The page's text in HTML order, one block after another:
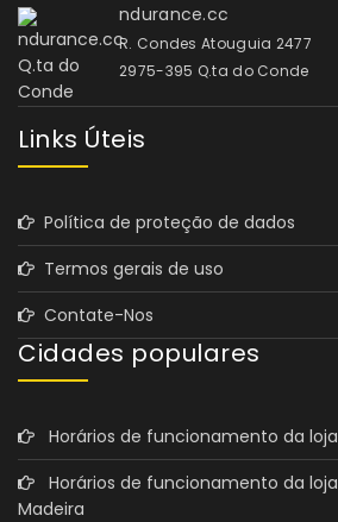
ndurance.cc
R. Condes Atouguia 2477
2975-395 Q.ta do Conde
Links Úteis
Política de proteção de dados
Termos gerais de uso
Contate-Nos
Cidades populares
Horários de funcionamento da loja
Horários de funcionamento da
Madeira